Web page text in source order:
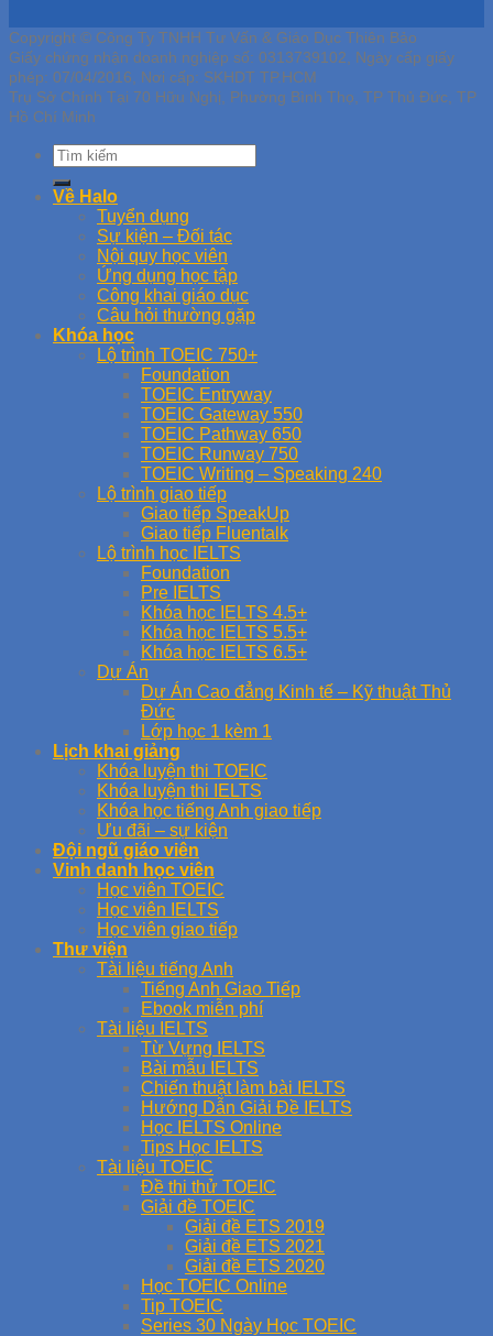
Copyright © Công Ty TNHH Tư Vấn & Giáo Dục Thiên Bảo
Giấy chứng nhận doanh nghiệp số: 0313739102, Ngày cấp giấy
phép: 07/04/2016, Nơi cấp: SKHDT TP.HCM
Trụ Sở Chính Tại 70 Hữu Nghị, Phường Bình Thọ, TP Thủ Đức, TP
Hồ Chí Minh
Về Halo
Tuyển dụng
Sự kiện – Đối tác
Nội quy học viên
Ứng dụng học tập
Công khai giáo dục
Câu hỏi thường gặp
Khóa học
Lộ trình TOEIC 750+
Foundation
TOEIC Entryway
TOEIC Gateway 550
TOEIC Pathway 650
TOEIC Runway 750
TOEIC Writing – Speaking 240
Lộ trình giao tiếp
Giao tiếp SpeakUp
Giao tiếp Fluentalk
Lộ trình học IELTS
Foundation
Pre IELTS
Khóa học IELTS 4.5+
Khóa học IELTS 5.5+
Khóa học IELTS 6.5+
Dự Án
Dự Án Cao đẳng Kinh tế – Kỹ thuật Thủ
Đức
Lớp học 1 kèm 1
Lịch khai giảng
Khóa luyện thi TOEIC
Khóa luyện thi IELTS
Khóa học tiếng Anh giao tiếp
Ưu đãi – sự kiện
Đội ngũ giáo viên
Vinh danh học viên
Học viên TOEIC
Học viên IELTS
Học viên giao tiếp
Thư viện
Tài liệu tiếng Anh
Tiếng Anh Giao Tiếp
Ebook miễn phí
Tài liệu IELTS
Từ Vựng IELTS
Bài mẫu IELTS
Chiến thuật làm bài IELTS
Hướng Dẫn Giải Đề IELTS
Học IELTS Online
Tips Học IELTS
Tài liệu TOEIC
Đề thi thử TOEIC
Giải đề TOEIC
Giải đề ETS 2019
Giải đề ETS 2021
Giải đề ETS 2020
Học TOEIC Online
Tip TOEIC
Series 30 Ngày Học TOEIC